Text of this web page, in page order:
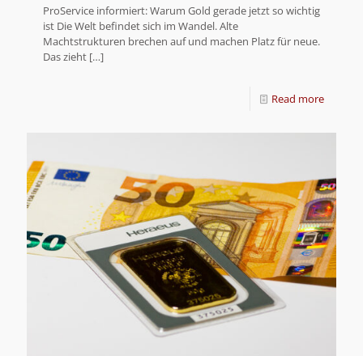
ProService informiert: Warum Gold gerade jetzt so wichtig
ist Die Welt befindet sich im Wandel. Alte
Machtstrukturen brechen auf und machen Platz für neue.
Das zieht […]
Read more